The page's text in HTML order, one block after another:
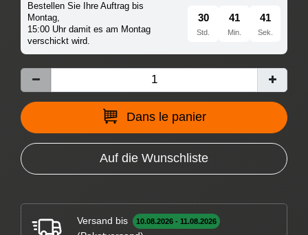
Bestellen Sie Ihre Auftrag bis
Montag,
15:00 Uhr damit es am Montag
verschickt wird.
30
Std.
41
Min.
40
Sek.
Dans le panier
Auf die Wunschliste
Versand bis 10.08.2026 - 11.08.2026